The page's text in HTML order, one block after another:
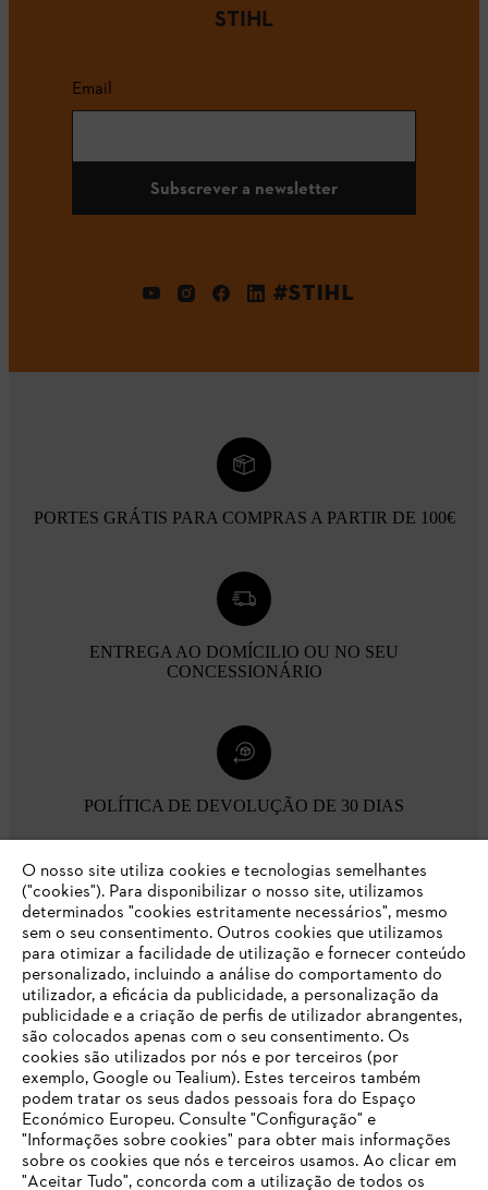
STIHL
Email
Subscrever a newsletter
#STIHL
PORTES GRÁTIS PARA COMPRAS A PARTIR DE 100€
ENTREGA AO DOMÍCILIO OU NO SEU
CONCESSIONÁRIO
POLÍTICA DE DEVOLUÇÃO DE 30 DIAS
Opções de pagamento
Empresa
FAQs Loja Online
O SEU NAVEGADOR NÃO SUPORTA
O nosso site utiliza cookies e tecnologias semelhantes
("cookies"). Para disponibilizar o nosso site, utilizamos
determinados "cookies estritamente necessários", mesmo
sem o seu consentimento. Outros cookies que utilizamos
para otimizar a facilidade de utilização e fornecer conteúdo
personalizado, incluindo a análise do comportamento do
utilizador, a eficácia da publicidade, a personalização da
publicidade e a criação de perfis de utilizador abrangentes,
são colocados apenas com o seu consentimento. Os
cookies são utilizados por nós e por terceiros (por
exemplo, Google ou Tealium). Estes terceiros também
podem tratar os seus dados pessoais fora do Espaço
Económico Europeu. Consulte "Configuração" e
"Informações sobre cookies" para obter mais informações
sobre os cookies que nós e terceiros usamos. Ao clicar em
"Aceitar Tudo", concorda com a utilização de todos os